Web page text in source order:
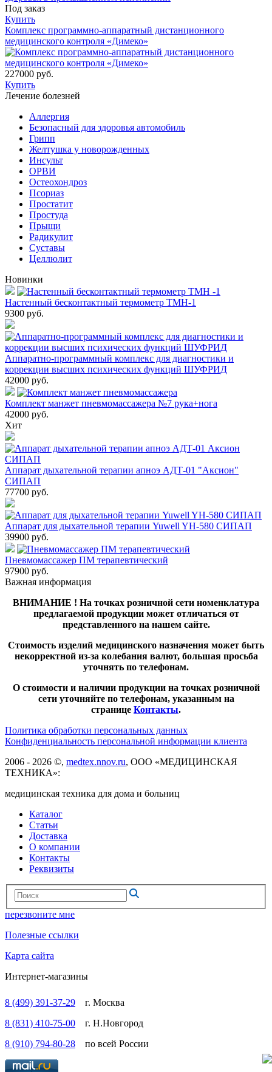
Под заказ
Купить
Комплекс программно-аппаратный дистанционного
медицинского контроля «Димеко»
227000 руб.
Купить
Лечение болезней
Аллергия
Безопасный для здоровья автомобиль
Грипп
Желтушка у новорожденных
Инсульт
ОРВИ
Остеохондроз
Пcориаз
Простатит
Простуда
Прыщи
Радикулит
Суставы
Целлюлит
Новинки
Настенный бесконтактный термометр ТМН-1
9300 руб.
Аппаратно-программный комплекс для диагностики и
коррекции высших психических функций ШУФРИД
42000 руб.
Комплект манжет пневмомассажера №7 рука+нога
42000 руб.
Хит
Аппарат дыхательной терапии апноэ АДТ-01 "Аксион"
СИПАП
77700 руб.
Аппарат для дыхательной терапии Yuwell YH-580 СИПАП
39900 руб.
Пневмомассажер ПМ терапевтический
97900 руб.
Важная информация
ВНИМАНИЕ ! На точках розничной сети номенклатура
предлагаемой продукции может отличаться от
представленного на нашем сайте.
Стоимость изделий медицинского назначения может быть
некорректной из-за колебания валют, большая просьба
уточнять по телефонам.
О стоимости и наличии продукции на точках розничной
сети уточняйте по телефонам, указанным на
странице Контакты.
Политика обработки персональных данных
Конфиденциальность персональной информации клиента
2006 - 2026 ©, medtex.nnov.ru, ООО «МЕДИЦИНСКАЯ
ТЕХНИКА»:
медицинская техника для дома и больниц
Каталог
Статьи
Доставка
О компании
Контакты
Реквизиты
перезвоните мне
Полезные ссылки
Карта сайта
Интернет-магазины
8 (499) 391-37-29 г. Москва
8 (831) 410-75-00 г. Н.Новгород
8 (910) 794-80-28 по всей России